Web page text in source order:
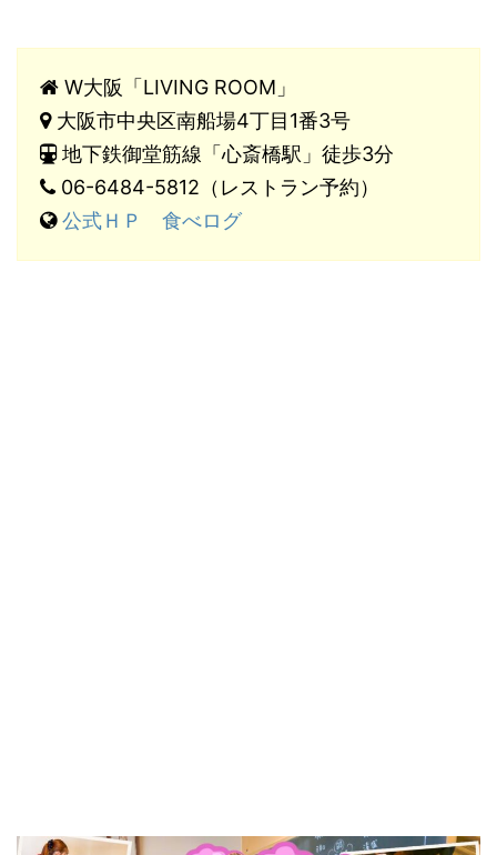
W大阪「LIVING ROOM」
大阪市中央区南船場4丁目1番3号
地下鉄御堂筋線「心斎橋駅」徒歩3分
06-6484-5812（レストラン予約）
公式ＨＰ
食べログ